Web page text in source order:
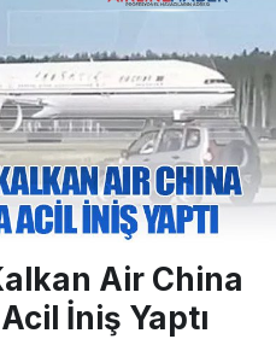
Air China
İniş Yaptı